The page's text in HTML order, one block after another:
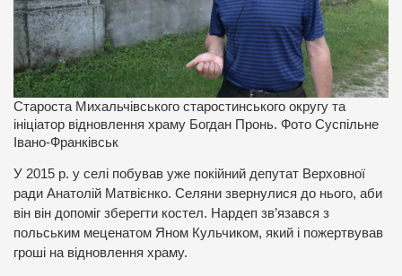
Староста Михальчівського старостинського округу та
ініціатор відновлення храму Богдан Пронь. Фото Суспільне
Івано-Франківськ
У 2015 р. у селі побував уже покійний депутат Верховної
ради Анатолій Матвієнко. Селяни звернулися до нього, аби
він він допоміг зберегти костел. Нардеп зв’язався з
польським меценатом Яном Кульчиком, який і пожертвував
гроші на відновлення храму.